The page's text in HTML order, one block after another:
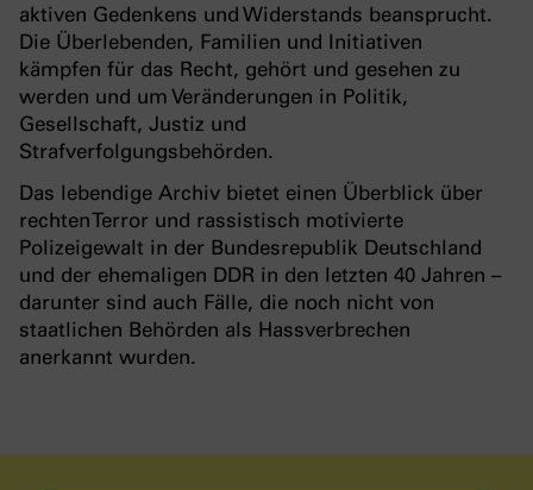
aktiven Gedenkens und Widerstands beansprucht.
Die Überlebenden, Familien und Initiativen
kämpfen für das Recht, gehört und gesehen zu
werden und um Veränderungen in Politik,
Gesellschaft, Justiz und
Strafverfolgungsbehörden.
Das lebendige Archiv bietet einen Überblick über
rechten Terror und rassistisch motivierte
Polizeigewalt in der Bundesrepublik Deutschland
und der ehemaligen DDR in den letzten 40 Jahren –
darunter sind auch Fälle, die noch nicht von
staatlichen Behörden als Hassverbrechen
anerkannt wurden.